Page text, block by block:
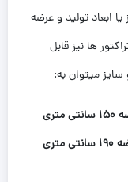
ابعاد تولید و عرضه
ها نیز قابل
میتوان به: